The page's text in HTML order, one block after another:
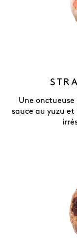
Une onctueuse
sauce au yuzu et